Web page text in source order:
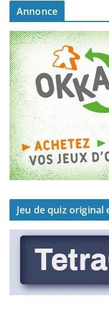
Annonce
Jeu de quiz original